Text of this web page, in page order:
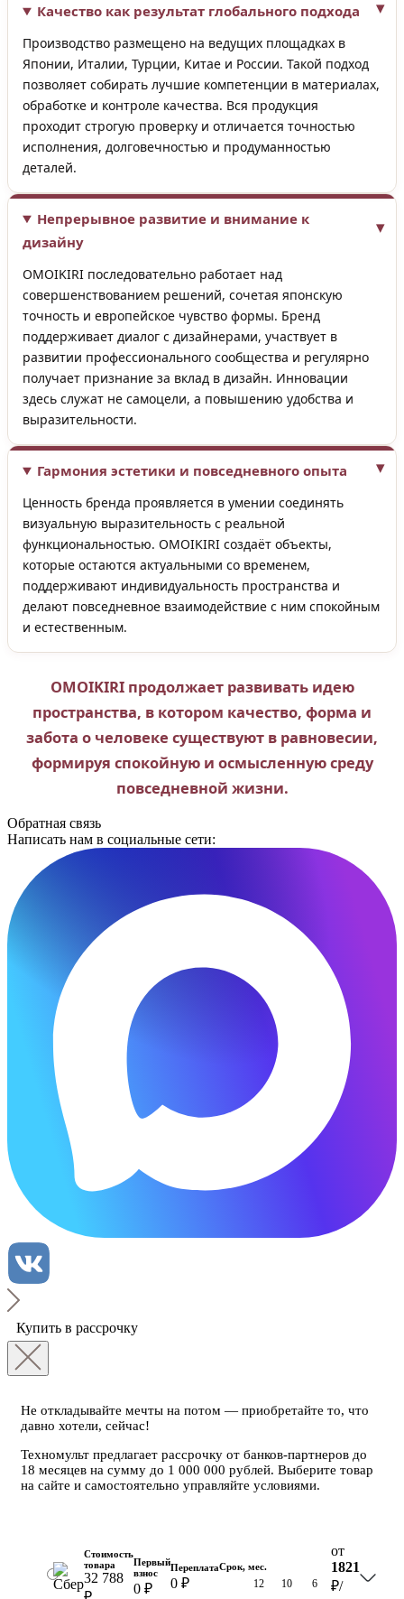
Качество как результат глобального подхода
Производство размещено на ведущих площадках в
Японии, Италии, Турции, Китае и России. Такой подход
позволяет собирать лучшие компетенции в материалах,
обработке и контроле качества. Вся продукция
проходит строгую проверку и отличается точностью
исполнения, долговечностью и продуманностью
деталей.
Непрерывное развитие и внимание к
дизайну
OMOIKIRI последовательно работает над
совершенствованием решений, сочетая японскую
точность и европейское чувство формы. Бренд
поддерживает диалог с дизайнерами, участвует в
развитии профессионального сообщества и регулярно
получает признание за вклад в дизайн. Инновации
здесь служат не самоцели, а повышению удобства и
выразительности.
Гармония эстетики и повседневного опыта
Ценность бренда проявляется в умении соединять
визуальную выразительность с реальной
функциональностью. OMOIKIRI создаёт объекты,
которые остаются актуальными со временем,
поддерживают индивидуальность пространства и
делают повседневное взаимодействие с ним спокойным
и естественным.
OMOIKIRI продолжает развивать идею
пространства, в котором качество, форма и
забота о человеке существуют в равновесии,
формируя спокойную и осмысленную среду
повседневной жизни.
Обратная связь
Написать нам в социальные сети:
Купить в рассрочку
Не откладывайте мечты на потом — приобретайте то, что
давно хотели, сейчас!
Техномульт предлагает рассрочку от банков-партнеров до
18 месяцев на сумму до 1 000 000 рублей. Выберите товар
на сайте и самостоятельно управляйте условиями.
Стоимость
товара
32 788
Первый
взнос
0 ₽
Переплата
0 ₽
Срок, мес.
12 10 6
от
1821
₽/